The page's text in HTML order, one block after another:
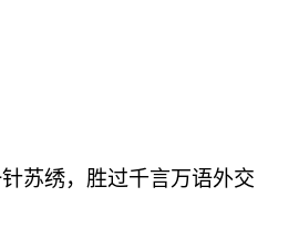
苏绣，胜过千言万语外交